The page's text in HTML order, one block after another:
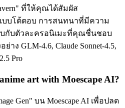
ที่ให้คุณได้สัมผัส
บโต้ตอบ การสนทนาที่มีความ
กับตัวละครอนิเมะที่คุณชื่นชอบ
ง GLM-4.6, Claude Sonnet-4.5,
Pro
art with Moescape AI?
Gen" บน Moescape AI เพื่อปลด